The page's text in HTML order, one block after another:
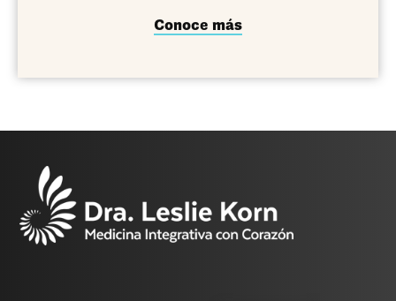
Conoce más